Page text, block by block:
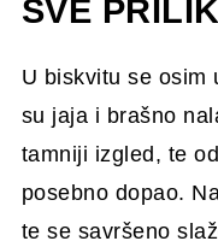
SVE
U biskvitu se osim
su jaja i brašno
tamniji izgled, te
posebno dopao.
te se savršeno